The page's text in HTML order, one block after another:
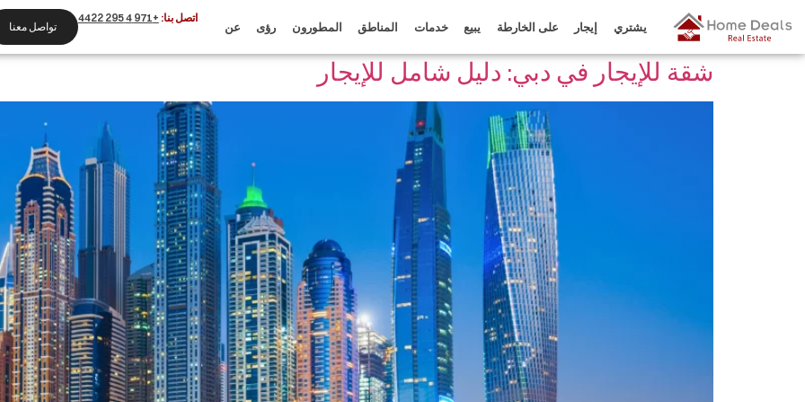
يشتري إيجار على الخارطة يبيع خدمات المناطق المطورون رؤى عن
اتصل بنا: +971 4 295 4422
تواصل معنا الكاتب:Admin
شقة للإيجار في دبي: دليل شامل للإيجار